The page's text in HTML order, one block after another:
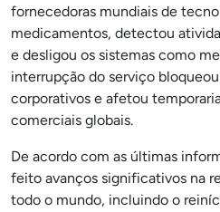
fornecedoras mundiais de
medicamentos, detectou
e desligou os sistemas como
interrupção do serviço
corporativos e afetou
comerciais globais.
De acordo com as últimas
feito avanços significativos na
todo o mundo, incluindo o